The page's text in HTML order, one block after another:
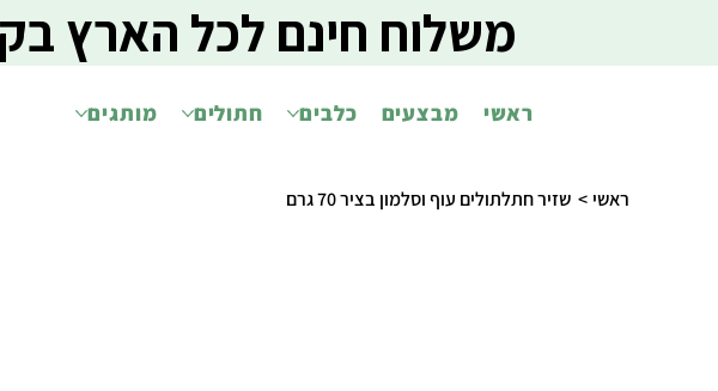
ראשי מבצעים כלבים חתולים מותגים
משלוח חינם לכל הארץ
ראשי > שזיר חתלתולים עוף וסלמון בציר 70 גרם